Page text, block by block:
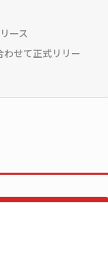
ース
せて正式リリー